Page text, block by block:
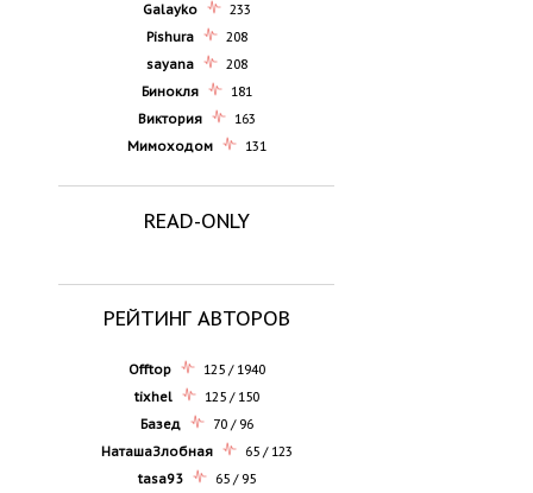
Galayko
233
Pishura
208
sayana
208
Бинокля
181
Виктория
163
Мимоходом
131
READ-ONLY
РЕЙТИНГ АВТОРОВ
Offtop
125 / 1940
tixhel
125 / 150
Базед
70 / 96
НаташаЗлобная
65 / 123
tasa93
65 / 95